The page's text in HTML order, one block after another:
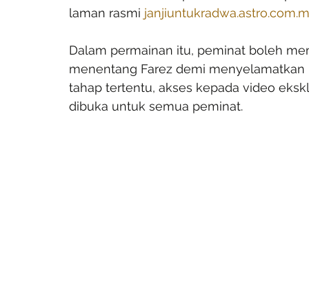
laman rasmi
Dalam permainan itu, peminat boleh
menentang Farez demi
tahap tertentu, akses kepada video
dibuka untuk semua peminat.